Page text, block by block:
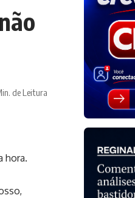
de Leitura
hora.